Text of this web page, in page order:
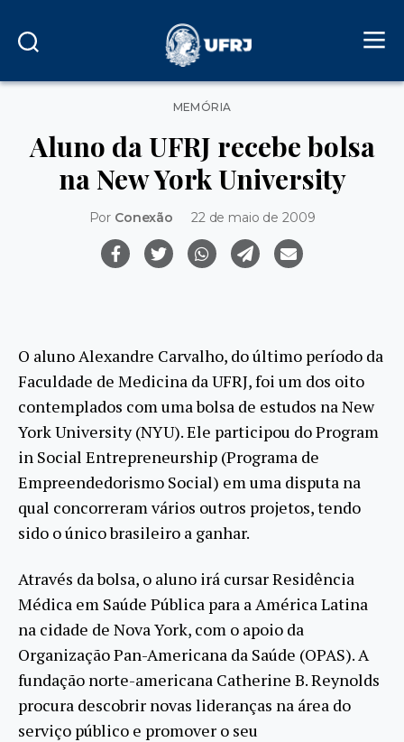
Categorias
MEMÓRIA
Aluno da UFRJ recebe bolsa
na New York University
Por Conexão 22 de maio de 2009
O aluno Alexandre Carvalho, do último período da
Faculdade de Medicina da UFRJ, foi um dos oito
contemplados com uma bolsa de estudos na New
York University (NYU). Ele participou do Program
in Social Entrepreneurship (Programa de
Empreendedorismo Social) em uma disputa na
qual concorreram vários outros projetos, tendo
sido o único brasileiro a ganhar.
Através da bolsa, o aluno irá cursar Residência
Médica em Saúde Pública para a América Latina
na cidade de Nova York, com o apoio da
Organização Pan-Americana da Saúde (OPAS). A
fundação norte-americana Catherine B. Reynolds
procura descobrir novas lideranças na área do
serviço público e promover o seu